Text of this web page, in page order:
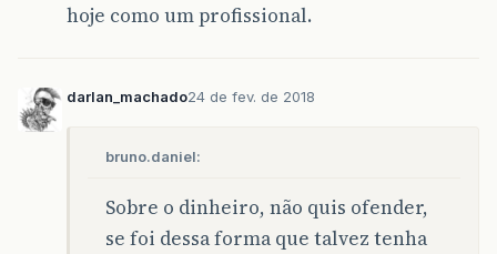
hoje como um profissional.
darlan_machado24 de fev. de 2018
bruno.daniel:
Sobre o dinheiro, não quis ofender,
se foi dessa forma que talvez tenha